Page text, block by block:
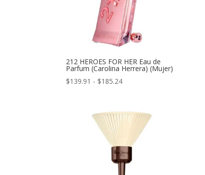
212 HEROES FOR HER Eau de
Parfum (Carolina Herrera) (Mujer)
$139.91 - $185.24Rango
desde
$139.91
hasta
$185.24